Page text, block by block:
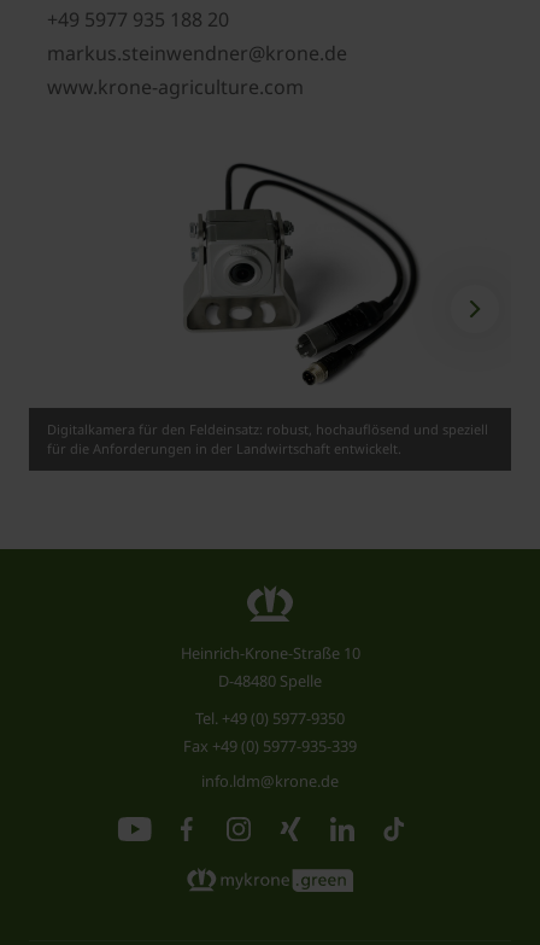
+49 5977 935 188 20
markus.steinwendner@krone.de
www.krone-agriculture.com
Digitalkamera für den Feldeinsatz: robust, hochauflösend und speziell
für die Anforderungen in der Landwirtschaft entwickelt.
Heinrich-Krone-Straße 10
D-48480 Spelle
Tel. +49 (0) 5977-9350
Fax +49 (0) 5977-935-339
info.ldm@krone.de